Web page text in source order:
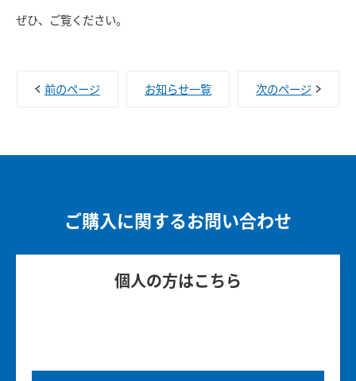
ぜひ、ご覧ください。
前のページ お知らせ一覧 次のページ
ご購入に関するお問い合わせ
個人の方はこちら